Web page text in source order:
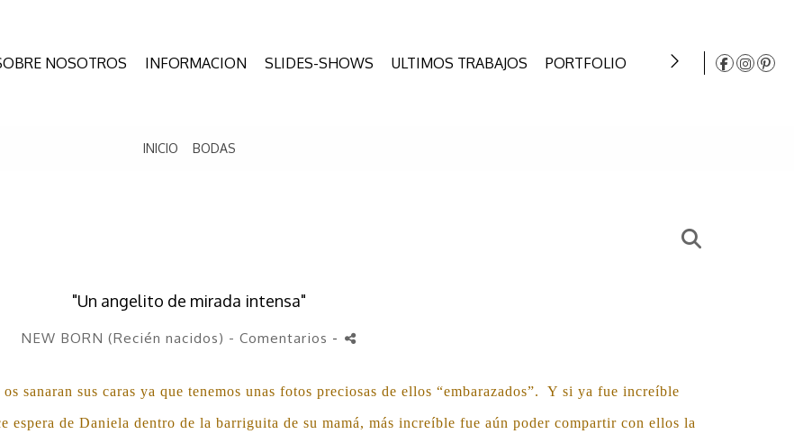
NOSOTROS INFORMACION SLIDES-SHOWS ULTIMOS TRABAJOS PORTFOLIO INSTAGRAM
INICIO BODAS
"Un angelito de mirada intensa"
NEW BORN (Recién nacidos) - Comentarios -
sanaran sus caras ya que tenemos unas fotos preciosas de ellos “embarazados”. Y si ya fue increíble
de Daniela dentro de la barriguita de su mamá, más increíble fue aún poder compartir con ellos la